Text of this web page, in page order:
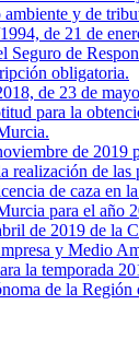
y de
de 21 de
Seguro de
obligatoria.
de 23 de
para la
de 2019
realización de las
de caza en
para el año
de 2019 de la
y Medio
la temporada
de la Región